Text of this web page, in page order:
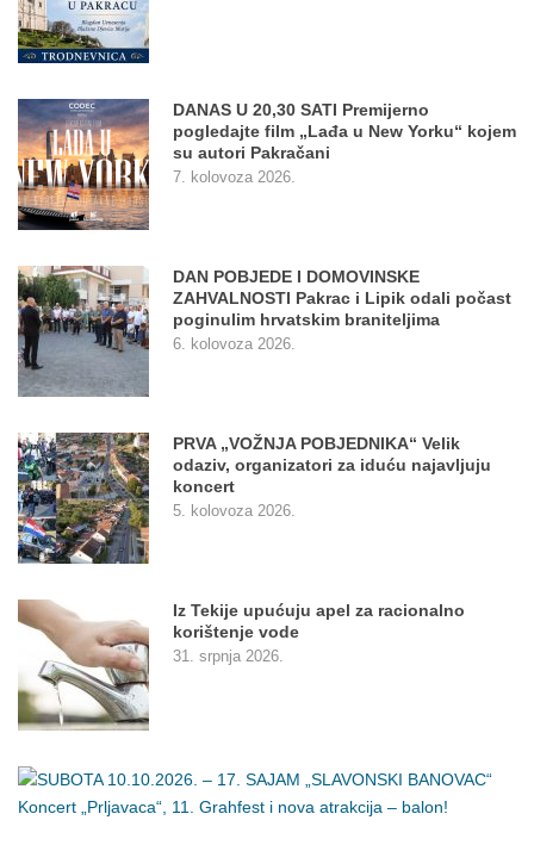
DANAS U 20,30 SATI Premijerno
pogledajte film „Lađa u New Yorku“ kojem
su autori Pakračani
7. kolovoza 2026.
DAN POBJEDE I DOMOVINSKE
ZAHVALNOSTI Pakrac i Lipik odali počast
poginulim hrvatskim braniteljima
6. kolovoza 2026.
PRVA „VOŽNJA POBJEDNIKA“ Velik
odaziv, organizatori za iduću najavljuju
koncert
5. kolovoza 2026.
Iz Tekije upućuju apel za racionalno
korištenje vode
31. srpnja 2026.